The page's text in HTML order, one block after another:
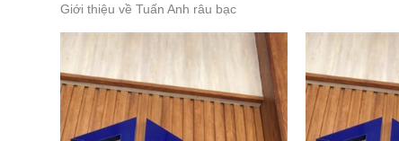
Giới thiệu về Tuấn Anh râu bạc